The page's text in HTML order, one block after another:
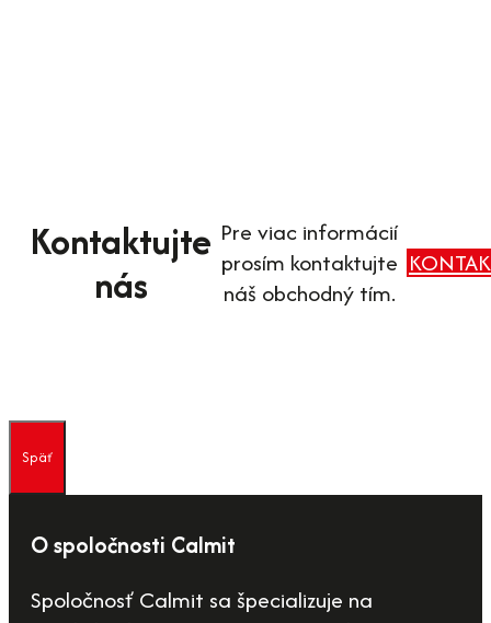
Kontaktujte
nás
Pre viac informácií
prosím kontaktujte
náš obchodný tím.
Späť
O spoločnosti Calmit
Spoločnosť Calmit sa špecializuje na